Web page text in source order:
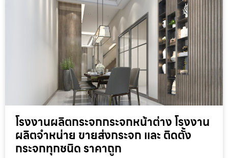
โรงงานผลิตกระจกกระจกหน้าต่าง โรงงาน
ผลิตจำหน่าย ขายส่งกระจก และ ติดตั้ง
กระจกทุกชนิด ราคาถูก